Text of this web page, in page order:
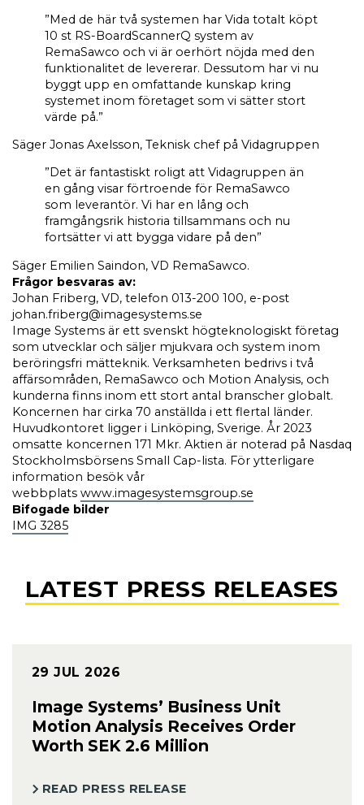
”Med de här två systemen har Vida totalt köpt
10 st RS-BoardScannerQ system av
RemaSawco och vi är oerhört nöjda med den
funktionalitet de levererar. Dessutom har vi nu
byggt upp en omfattande kunskap kring
systemet inom företaget som vi sätter stort
värde på.”
Säger Jonas Axelsson, Teknisk chef på Vidagruppen
”Det är fantastiskt roligt att Vidagruppen än
en gång visar förtroende för RemaSawco
som leverantör. Vi har en lång och
framgångsrik historia tillsammans och nu
fortsätter vi att bygga vidare på den”
Säger Emilien Saindon, VD RemaSawco.
Frågor besvaras av:
Johan Friberg, VD, telefon 013-200 100, e-post
johan.friberg@imagesystems.se
Image Systems är ett svenskt högteknologiskt företag
som utvecklar och säljer mjukvara och system inom
beröringsfri mätteknik. Verksamheten bedrivs i två
affärsområden, RemaSawco och Motion Analysis, och
kunderna finns inom ett stort antal branscher globalt.
Koncernen har cirka 70 anställda i ett flertal länder.
Huvudkontoret ligger i Linköping, Sverige. År 2023
omsatte koncernen 171 Mkr. Aktien är noterad på Nasdaq
Stockholmsbörsens Small Cap-lista. För ytterligare
information besök vår
webbplats www.imagesystemsgroup.se
Bifogade bilder
IMG 3285
LATEST PRESS RELEASES
29 JUL 2026
Image Systems’ Business Unit
Motion Analysis Receives Order
Worth SEK 2.6 Million
READ PRESS RELEASE